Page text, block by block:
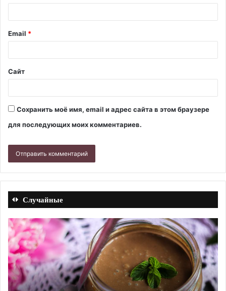
Email *
Сайт
Сохранить моё имя, email и адрес сайта в этом браузере
для последующих моих комментариев.
Случайные
Пастила
из
красной
смородины
в
электрической
сушилке.
из